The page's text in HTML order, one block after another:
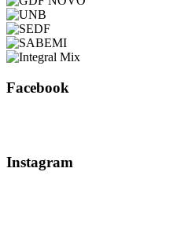
Facebook
Instagram